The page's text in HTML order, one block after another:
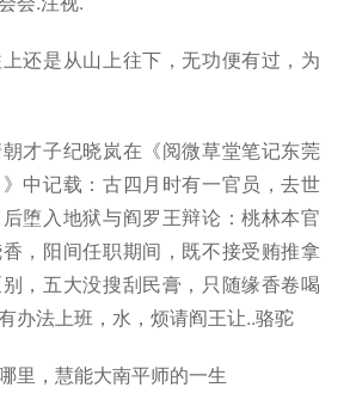
还是从山上往下，无功便有过，为
才子纪晓岚在《阅微草堂笔记东莞
中记载：古四月时有一官员，去世
堕入地狱与阎罗王辩论：桃林本官
，阳间任职期间，既不接受贿推拿
，五大没搜刮民膏，只随缘香卷喝
办法上班，水，烦请阎王让..骆驼
里，慧能大南平师的一生